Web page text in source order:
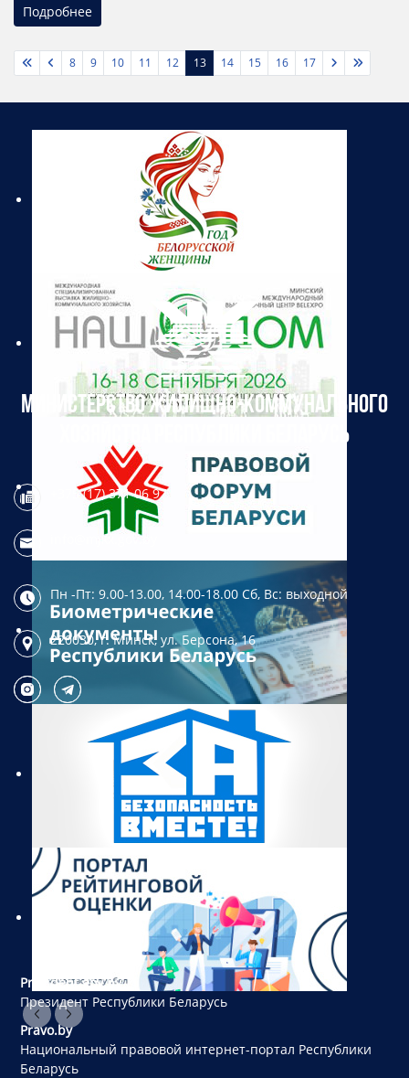
Подробнее
8 9 10 11 12 13 14 15 16 17
МИНИСТЕРСТВО ЖИЛИЩНО-КОММУНАЛЬНОГО
ХОЗЯЙСТВА РЕСПУБЛИКИ БЕЛАРУСЬ
+375 (17) 371 06 97
info@mjkx.gov.by
Пн -Пт: 9.00-13.00, 14.00-18.00 Сб, Вс: выходной
220030, г. Минск, ул. Берсона, 16
President.gov.by
Президент Республики Беларусь
Pravo.by
Национальный правовой интернет-портал Республики
Беларусь